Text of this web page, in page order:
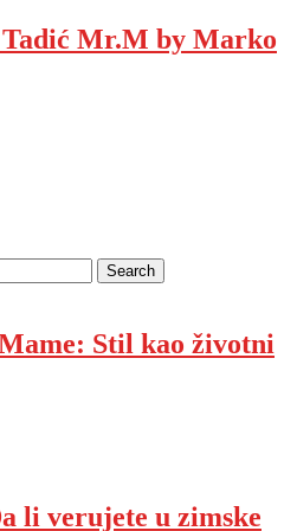
Mr.M by Marko
Stil kao životni
li verujete u zimske